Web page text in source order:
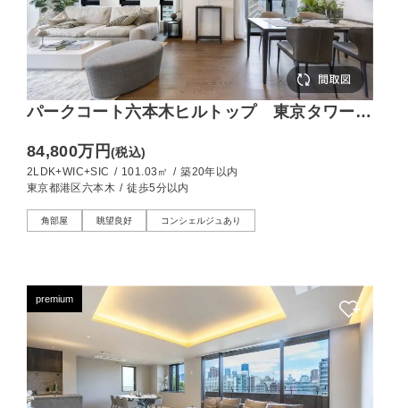
パークコート六本木ヒルトップ 東京タワーを
84,800万円(税込)
2LDK+WIC+SIC / 101.03㎡ / 築20年以内
東京都港区六本木 / 徒歩5分以内
角部屋 眺望良好 コンシェルジュあり
premium